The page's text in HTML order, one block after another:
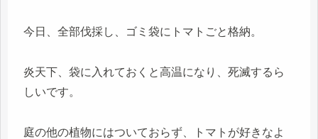
今日、全部伐採し、ゴミ袋にトマトごと格納。
炎天下、袋に入れておくと高温になり、死滅するら
しいです。
庭の他の植物にはついておらず、トマトが好きなよ